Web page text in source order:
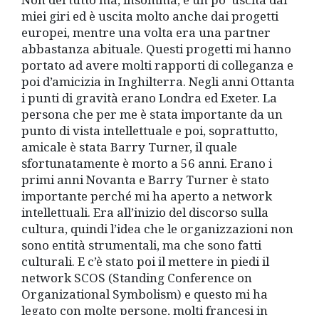
miei giri ed è uscita molto anche dai progetti
europei, mentre una volta era una partner
abbastanza abituale. Questi progetti mi hanno
portato ad avere molti rapporti di colleganza e
poi d’amicizia in Inghilterra. Negli anni Ottanta
i punti di gravità erano Londra ed Exeter. La
persona che per me è stata importante da un
punto di vista intellettuale e poi, soprattutto,
amicale è stata Barry Turner, il quale
sfortunatamente è morto a 56 anni. Erano i
primi anni Novanta e Barry Turner è stato
importante perché mi ha aperto a network
intellettuali. Era all’inizio del discorso sulla
cultura, quindi l’idea che le organizzazioni non
sono entità strumentali, ma che sono fatti
culturali. E c’è stato poi il mettere in piedi il
network SCOS (Standing Conference on
Organizational Symbolism) e questo mi ha
legato con molte persone, molti francesi in